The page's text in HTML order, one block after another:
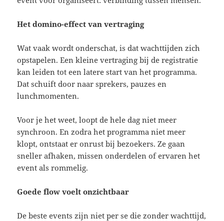
Het domino-effect van vertraging
Wat vaak wordt onderschat, is dat wachttijden zich
opstapelen. Een kleine vertraging bij de registratie
kan leiden tot een latere start van het programma.
Dat schuift door naar sprekers, pauzes en
lunchmomenten.
Voor je het weet, loopt de hele dag niet meer
synchroon. En zodra het programma niet meer
klopt, ontstaat er onrust bij bezoekers. Ze gaan
sneller afhaken, missen onderdelen of ervaren het
event als rommelig.
Goede flow voelt onzichtbaar
De beste events zijn niet per se die zonder wachttijd,